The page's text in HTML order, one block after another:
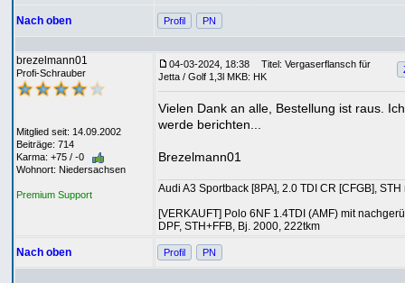
Nach oben Profil PN
brezelmann01
Profi-Schrauber
Mitglied seit: 14.09.2002
Beiträge: 714
Karma: +75 / -0
Wohnort: Niedersachsen
Premium Support
04-03-2024, 18:38
Titel: Vergaserflansch für
Jetta / Golf 1,3l MKB: HK
Vielen Dank an alle, Bestellung ist raus. Ich
werde berichten...
Brezelmann01
Audi A3 Sportback [8PA], 2.0 TDI CR [CFGB], STH
[VERKAUFT] Polo 6NF 1.4TDI (AMF) mit
DPF, STH+FFB, Bj. 2000, 222tkm
Nach oben Profil PN